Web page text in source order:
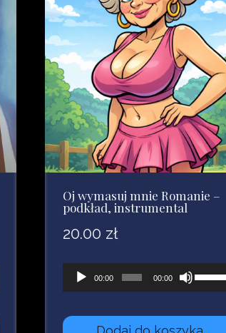
Oj wymasuj mnie Romanie –
podkład, instrumental
20.00 zł
Odtwarzacz
plików
dźwiękowych
00:00 00:00
do